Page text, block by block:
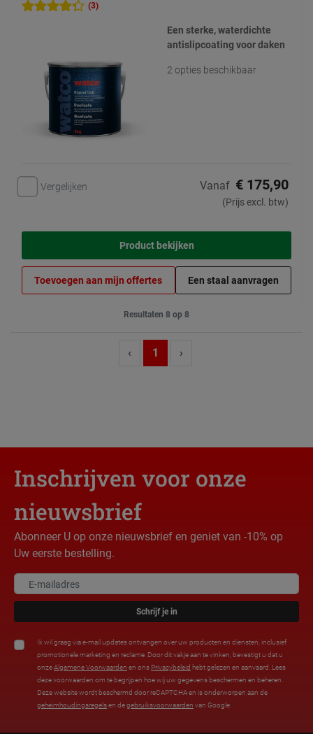
(3)
Een sterke, waterdichte
antislipcoating voor daken
2 opties beschikbaar
Vergelijken Vanaf € 175,90
(Prijs excl. btw)
Product bekijken
Toevoegen aan mijn offertes Een staal aanvragen
Resultaten 8 op 8
‹ 1 ›
Inschrijven voor onze
nieuwsbrief
Abonneer U op onze nieuwsbrief en geniet van -10% op
Uw eerste bestelling.
Schrijf je in
Ik wil graag via e-mail updates ontvangen over uw producten en diensten, inclusief
promotionele marketing en reclame. Door dit vakje aan te vinken, bevestigt u dat u
onzeAlgemene Voorwaarden en ons Privacybeleid hebt gelezen en aanvaard. Lees
deze voorwaarden om te begrijpen hoe wij uw gegevens beschermen en beheren.
Deze website wordt beschermd door reCAPTCHA en is onderworpen aan de
geheimhoudingsregelsen degebruiksvoorwaarden van Google.